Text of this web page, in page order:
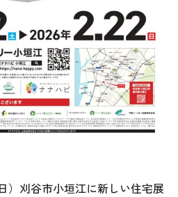
）刈谷市小垣江に新しい住宅展